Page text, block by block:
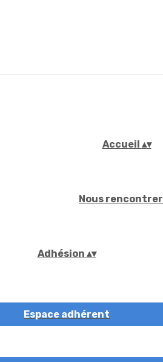
Accueil ▴▾
Nous rencontrer
Adhésion ▴▾
Espace adhérent